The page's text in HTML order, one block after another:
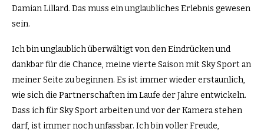
Damian Lillard. Das muss ein unglaubliches Erlebnis gewesen
sein.
Ich bin unglaublich überwältigt von den Eindrücken und
dankbar für die Chance, meine vierte Saison mit Sky Sport an
meiner Seite zu beginnen. Es ist immer wieder erstaunlich,
wie sich die Partnerschaften im Laufe der Jahre entwickeln.
Dass ich für Sky Sport arbeiten und vor der Kamera stehen
darf, ist immer noch unfassbar. Ich bin voller Freude,